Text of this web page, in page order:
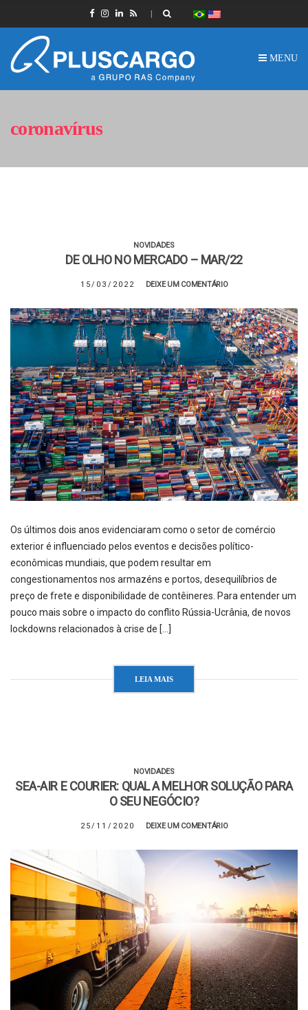
MENU
coronavírus
NOVIDADES
DE OLHO NO MERCADO – MAR/22
15/03/2022 DEIXE UM COMENTÁRIO
Os últimos dois anos evidenciaram como o setor de comércio
exterior é influenciado pelos eventos e decisões político-
econômicas mundiais, que podem resultar em
congestionamentos nos armazéns e portos, desequilíbrios de
preço de frete e disponibilidade de contêineres. Para entender um
pouco mais sobre o impacto do conflito Rússia-Ucrânia, de novos
lockdowns relacionados à crise de […]
LEIA MAIS
NOVIDADES
SEA-AIR E COURIER: QUAL A MELHOR SOLUÇÃO PARA
O SEU NEGÓCIO?
25/11/2020 DEIXE UM COMENTÁRIO